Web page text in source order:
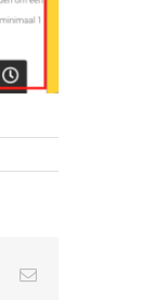
Pinterest
E-